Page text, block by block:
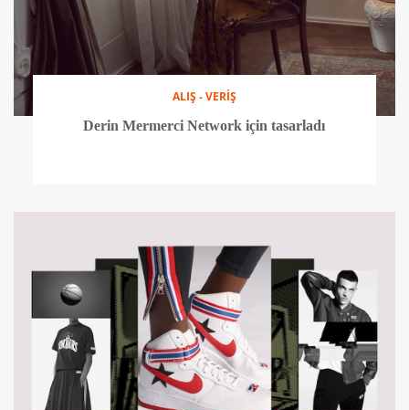
ALIŞ - VERİŞ
Derin Mermerci Network için tasarladı